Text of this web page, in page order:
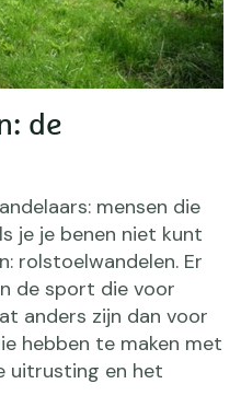
de
mensen die
je je benen niet kunt
rolstoelwandelen. Er
de sport die voor
anders zijn dan voor
hebben te maken met
uitrusting en het